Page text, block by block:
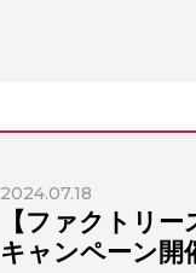
2024.07.18
【ファクトリ
キャンペーン開